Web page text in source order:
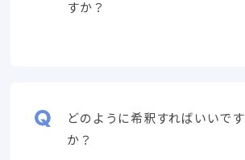
すか？
どのように希釈すればいいです
か？